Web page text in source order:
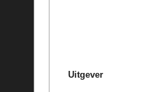
Uitgever